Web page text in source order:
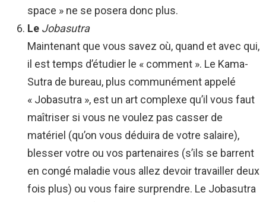
space » ne se posera donc plus.
Le Jobasutra
Maintenant que vous savez où, quand et avec qui,
il est temps d’étudier le « comment ». Le Kama-
Sutra de bureau, plus communément appelé
« Jobasutra », est un art complexe qu’il vous faut
maîtriser si vous ne voulez pas casser de
matériel (qu’on vous déduira de votre salaire),
blesser votre ou vos partenaires (s’ils se barrent
en congé maladie vous allez devoir travailler deux
fois plus) ou vous faire surprendre. Le Jobasutra